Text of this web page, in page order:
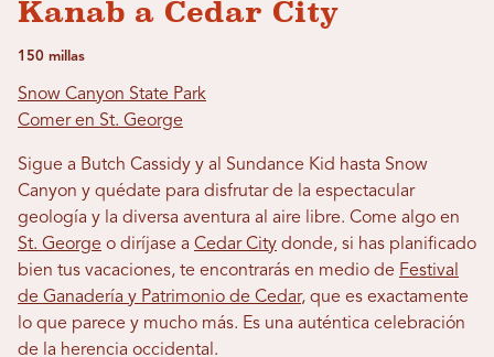
Kanab a Cedar City
150 millas
Snow Canyon State Park
Comer en St. George
Sigue a Butch Cassidy y al Sundance Kid hasta Snow
Canyon y quédate para disfrutar de la espectacular
geología y la diversa aventura al aire libre. Come algo en
St. George o diríjase a Cedar City donde, si has planificado
bien tus vacaciones, te encontrarás en medio de Festival
de Ganadería y Patrimonio de Cedar, que es exactamente
lo que parece y mucho más. Es una auténtica celebración
de la herencia occidental.